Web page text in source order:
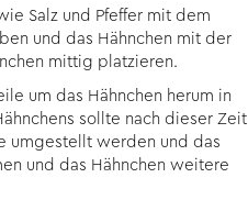
Salz und Pfeffer mit dem
und das Hähnchen mit der
mittig platzieren.
um das Hähnchen herum in
sollte nach dieser Zeit
umgestellt werden und das
und das Hähnchen weitere